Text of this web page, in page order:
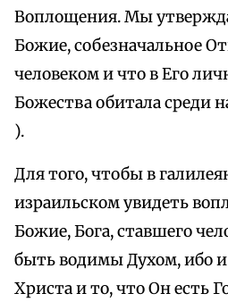
Воплощения. Мы
Божие, собезначальное
человеком и что в Его
Божества обитала среди
).
Для того, чтобы в
израильском увидеть
Божие, Бога, ставшего
быть водимы Духом, ибо
Христа и то, что Он есть